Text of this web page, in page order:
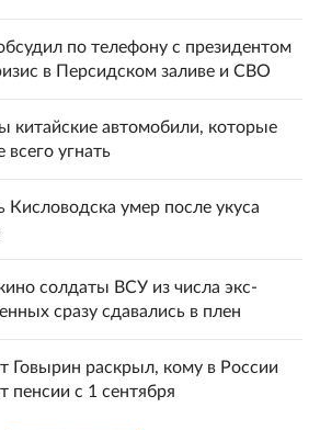
по телефону с президентом
в Персидском заливе и СВО
китайские автомобили, которые
всего угнать
Кисловодска умер после укуса
солдаты ВСУ из числа экс-
сразу сдавались в плен
Говырин раскрыл, кому в России
пенсии с 1 сентября